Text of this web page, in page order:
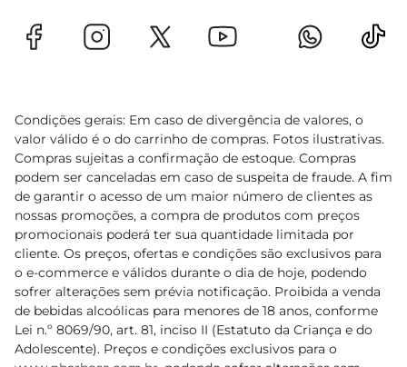
Condições gerais: Em caso de divergência de valores, o
valor válido é o do carrinho de compras. Fotos ilustrativas.
Compras sujeitas a confirmação de estoque. Compras
podem ser canceladas em caso de suspeita de fraude. A fim
de garantir o acesso de um maior número de clientes as
nossas promoções, a compra de produtos com preços
promocionais poderá ter sua quantidade limitada por
cliente. Os preços, ofertas e condições são exclusivos para
o e-commerce e válidos durante o dia de hoje, podendo
sofrer alterações sem prévia notificação. Proibida a venda
de bebidas alcoólicas para menores de 18 anos, conforme
Lei n.º 8069/90, art. 81, inciso II (Estatuto da Criança e do
Adolescente). Preços e condições exclusivos para o